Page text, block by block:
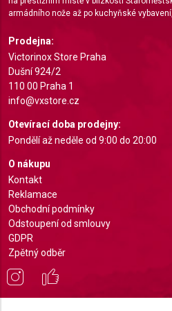
armádního nože až po kuchyňské
Prodejna:
Victorinox Store Praha
Dušní 924/2
110 00 Praha 1
info@vxstore.cz
Otevírací doba prodejny:
Pondělí až neděle od 9:00 do 20:00
O nákupu
Kontakt
Reklamace
Obchodní podmínky
Odstoupení od smlouvy
GDPR
Zpětný odběr
Identify devices based on
Non-IAB processing purposes:
Necessary
Performance
Functional